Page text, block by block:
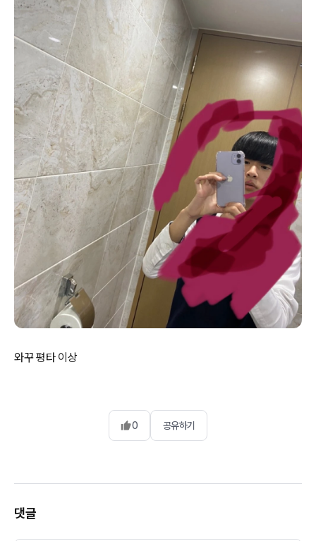
와꾸 평타 이상
0 공유하기
댓글